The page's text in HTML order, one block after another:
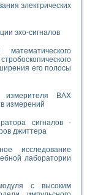
электрических
эхо-сигналов
его полосы
измерителя ВАХ
измерений
сигналов -
джиттера
исследование
лаборатории
с высоким